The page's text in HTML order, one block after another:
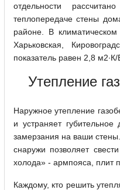
отдельности
теплопередаче стены
районе. В климатическом
Харьковская,
показатель равен 2,8 м2∙К/
Утепление
Наружное утепление
и устраняет губительное
замерзания на ваши
снаружи позволяет
холода» - армпояса, плит
Каждому, кто решить